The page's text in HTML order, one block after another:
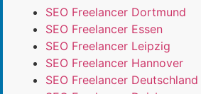
SEO Freelancer Dortmund
SEO Freelancer Essen
SEO Freelancer Leipzig
SEO Freelancer Hannover
SEO Freelancer Deutschland